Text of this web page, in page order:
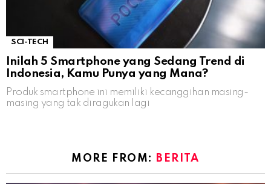
SCI-TECH
Inilah 5 Smartphone yang Sedang Trend di
Indonesia, Kamu Punya yang Mana?
Produk smartphone ini memiliki kecanggihan masing-
masing yang tak diragukan lagi
MORE FROM: BERITA